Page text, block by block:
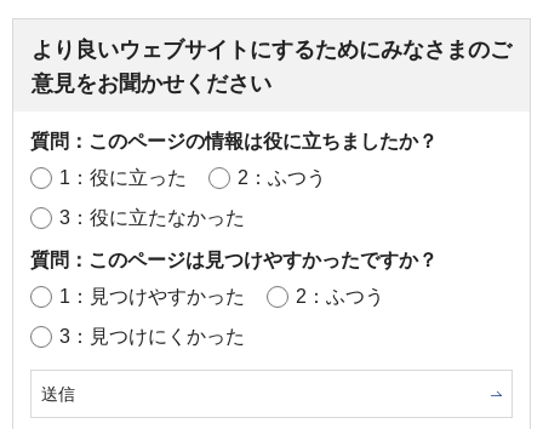
より良いウェブサイトにするためにみなさまのご
意見をお聞かせください
質問：このページの情報は役に立ちましたか？
1：役に立った
2：ふつう
3：役に立たなかった
質問：このページは見つけやすかったですか？
1：見つけやすかった
2：ふつう
3：見つけにくかった